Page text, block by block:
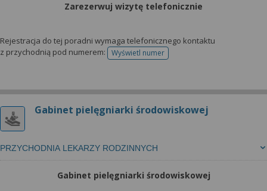
Zarezerwuj wizytę telefonicznie
Rejestracja do tej poradni wymaga telefonicznego kontaktu
z przychodnią pod numerem:
Wyświetl numertelefonu do rejestracji
Gabinet pielęgniarki środowiskowej
PRZYCHODNIA LEKARZY RODZINNYCH
Gabinet pielęgniarki środowiskowej